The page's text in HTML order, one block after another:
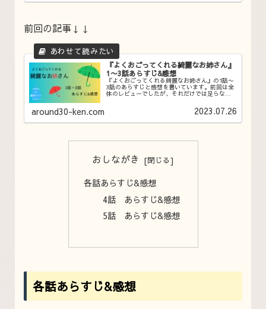
前回の記事↓↓
『よくおごってくれる綺麗なお姉さん』
1〜3話あらすじ&感想
『よくおごってくれる綺麗なお姉さん』の1話〜
3話のあらすじと感想を書いています。前回は全
体のレビューでしたが、それだけでは足らなか
感想を述べています。よければこちらもどーぞ
around30-ken.com 2023.07.26
おしながき
各話あらすじ&感想
4話 あらすじ&感想
5話 あらすじ&感想
各話あらすじ&感想